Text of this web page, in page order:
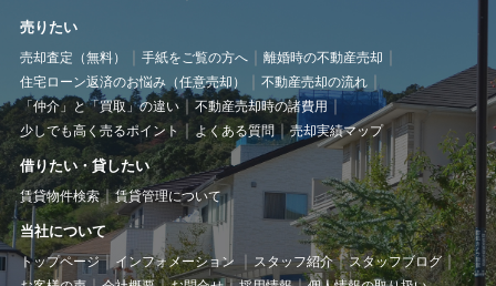
売りたい
売却査定（無料） 手紙をご覧の方へ
離婚時の不動産売却
住宅ローン返済のお悩み（任意売却）
不動産売却の流れ
「仲介」と「買取」の違い
不動産売却時の諸費用
少しでも高く売るポイント
よくある質問 売却実績マップ
借りたい・貸したい
賃貸物件検索 賃貸管理について
当社について
トップページ インフォメーション スタッフ紹介
スタッフブログ